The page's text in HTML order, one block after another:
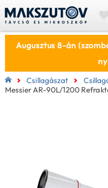
Augusztus 8-án
Csillagászat
Messier AR-90L/1200